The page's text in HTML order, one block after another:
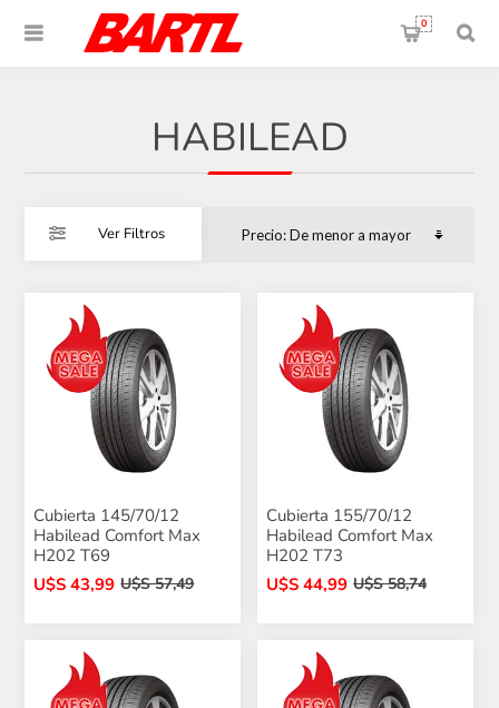
0
HABILEAD
Ver Filtros
Cubierta 145/70/12
Habilead Comfort Max
H202 T69
U$S 43,99 U$S 57,49
Cubierta 155/70/12
Habilead Comfort Max
H202 T73
U$S 44,99 U$S 58,74